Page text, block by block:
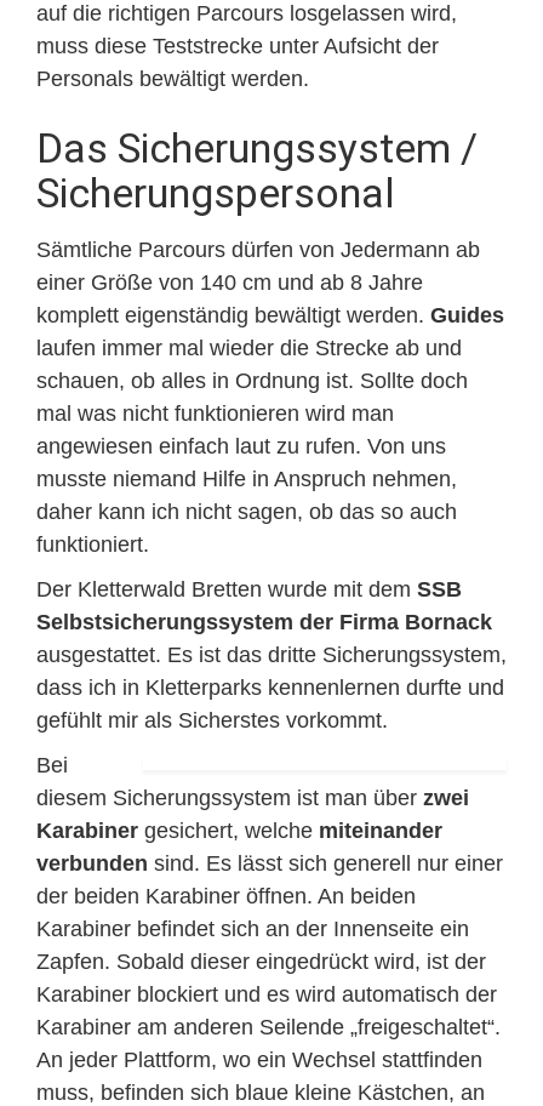
auf die richtigen Parcours losgelassen wird,
muss diese Teststrecke unter Aufsicht der
Personals bewältigt werden.
Das Sicherungssystem /
Sicherungspersonal
Sämtliche Parcours dürfen von Jedermann ab
einer Größe von 140 cm und ab 8 Jahre
komplett eigenständig bewältigt werden. Guides
laufen immer mal wieder die Strecke ab und
schauen, ob alles in Ordnung ist. Sollte doch
mal was nicht funktionieren wird man
angewiesen einfach laut zu rufen. Von uns
musste niemand Hilfe in Anspruch nehmen,
daher kann ich nicht sagen, ob das so auch
funktioniert.
Der Kletterwald Bretten wurde mit dem SSB
Selbstsicherungssystem der Firma Bornack
ausgestattet. Es ist das dritte Sicherungssystem,
dass ich in Kletterparks kennenlernen durfte und
gefühlt mir als Sicherstes vorkommt.
Bei
diesem Sicherungssystem ist man über zwei
Karabiner gesichert, welche miteinander
verbunden sind. Es lässt sich generell nur einer
der beiden Karabiner öffnen. An beiden
Karabiner befindet sich an der Innenseite ein
Zapfen. Sobald dieser eingedrückt wird, ist der
Karabiner blockiert und es wird automatisch der
Karabiner am anderen Seilende „freigeschaltet“.
An jeder Plattform, wo ein Wechsel stattfinden
muss, befinden sich blaue kleine Kästchen, an